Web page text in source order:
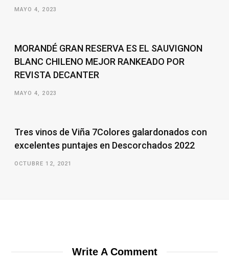
MAYO 4, 2023
MORANDÉ GRAN RESERVA ES EL SAUVIGNON
BLANC CHILENO MEJOR RANKEADO POR
REVISTA DECANTER
MAYO 4, 2023
Tres vinos de Viña 7Colores galardonados con
excelentes puntajes en Descorchados 2022
OCTUBRE 12, 2021
Write A Comment